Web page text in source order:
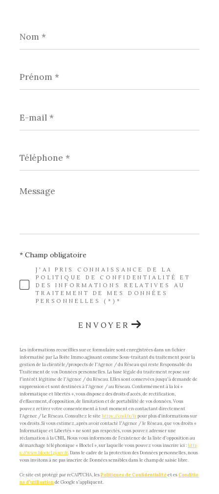
*
*
mail
*
*
Message
*
J'AI PRIS CONNAISSANCE DE LA
POLITIQUE DE CONFIDENTIALITÉ ET
DES INFORMATIONS RELATIVES AU
TRAITEMENT DE MES DONNÉES
PERSONNELLES (*)*
* Champ obligatoire
ENVOYER
Les informations recueillies sur ce formulaire sont enregistrées dans un fichier
informatisé par La Boite Immo agissant comme Sous-traitant du traitement pour la
gestion de la clientèle/prospects de l'Agence / du Réseau qui reste Responsable du
Traitement de vos Données personnelles. La base légale du traitement repose sur
l'intérêt légitime de l'Agence / du Réseau. Elles sont conservées jusqu'à demande de
suppression et sont destinées à l'Agence / au Réseau. Conformément à la loi «
informatique et libertés », vous disposez des droits d’accès, de rectification,
d’effacement, d’opposition, de limitation et de portabilité de vos données. Vous
pouvez retirer votre consentement à tout moment en contactant directement
l’Agence / Le Réseau. Consultez le site https://cnil.fr/frpour plus d’informations sur
vos droits. Si vous estimez, après avoir contacté l'Agence / le Réseau, que vos droits «
Informatique et Libertés » ne sont pas respectés, vous pouvez adresser une
réclamation à la CNIL. Nous vous informons de l’existence de la liste d'opposition au
démarchage téléphonique « Bloctel », sur laquelle vous pouvez vous inscrire ici :http
s://www.bloctel.gouv.fr . Dans le cadre de la protection des Données personnelles, nous
vous invitons à ne pas inscrire de Données sensibles dans le champ de saisie libre.
Ce site est protégé par reCAPTCHA, lesPolitiques de Confidentialitéet esConditio
ns d'utilisation de Google s'appliquent.